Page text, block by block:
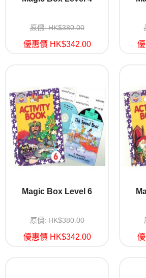
原價: HK$380.00
優惠價 HK$342.00
Magic Box Level 6
原價: HK$380.00
優惠價 HK$342.00